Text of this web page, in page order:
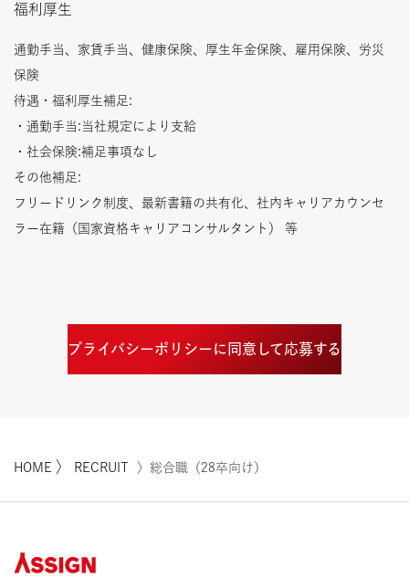
福利厚生
通勤手当、家賃手当、健康保険、厚生年金保険、雇用保険、労災
保険
待遇・福利厚生補足:
・通勤手当:当社規定により支給
・社会保険:補足事項なし
その他補足:
フリードリンク制度、最新書籍の共有化、社内キャリアカウンセ
ラー在籍（国家資格キャリアコンサルタント） 等
プライバシーポリシーに同意して応募する
HOME 〉 RECRUIT 〉総合職（28卒向け）